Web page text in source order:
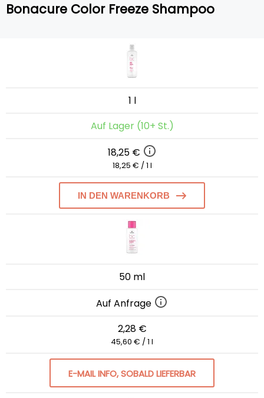
Bonacure Color Freeze Shampoo
1 l
Auf Lager (10+ St.)
18,25 €
18,25 € / 1 l
IN DEN WARENKORB
50 ml
Auf Anfrage
2,28 €
45,60 € / 1 l
E-MAIL INFO, SOBALD LIEFERBAR